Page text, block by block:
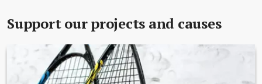
Support our projects and causes